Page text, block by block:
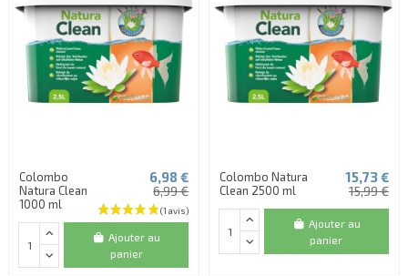
Colombo
Natura Clean
1000 ml
6,98 €
6,99 €
Ajouter au
panier
Colombo Natura
Clean 2500 ml
15,73 €
15,99 €
Ajouter au
panier